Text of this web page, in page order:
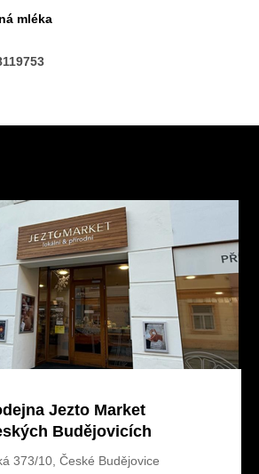
mléka
Jezto Market
Budějovicích
373/10, České Budějovice